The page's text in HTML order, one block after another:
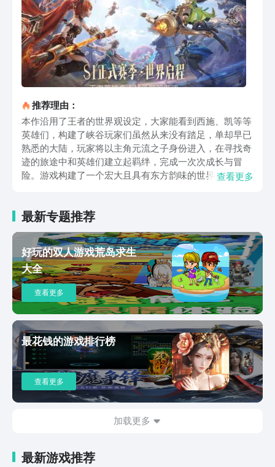
推荐理由：
本作沿用了王者的世界观设定，大家能看到西施、凯等等
英雄们，构建了峡谷玩家们虽然从来没有踏足，单却早已
熟悉的大陆，玩家将以主角元流之子身份进入，在寻找奇
迹的旅途中和英雄们建立起羁绊，完成一次次成长与冒
险。游戏构建了一个宏大且具有东方韵味的世界，有着稷
态天气还会影响怪物行为，比方说雷雨天某些BOSS会进
入狂暴状态，需要灵活应对。游戏的战斗不仅仅只是单纯
的技能对轰，设计了各种战斗机制，比方说冰、火等属性
技能组合会触发元素反应，面对体型巨大的领主级怪物
时，针对特定部位精准破坏可使其陷入僵直状态，创造输
出窗口等，再加上和其他玩家一起作战的多人协作，这些
让每一场战斗都充满策略和惊喜。王者荣耀世界怎么预约
应该都清楚了，本作是非常值得大家期待的，战斗系统充
满策略深度、探索内容多样丰富，再加上王者世界观的加
持，不管是粉丝，还是新玩家都能感受到乐趣，喜欢可一
定要预约，在王者大陆中冒险。
查看更多
最新专题推荐
好玩的双人游戏荒岛求生
大全
查看更多
最花钱的游戏排行榜
查看更多
加载更多
最新游戏推荐